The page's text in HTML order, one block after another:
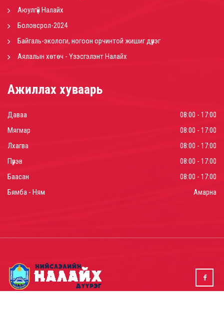
Аюулгүй Налайх
Боловсрол-2024
Байгаль-экологи, ногоон орчинтой жишиг дүүрэг
Аялалын хөтөч - Үзэсгэлэнт Налайх
Ажиллах хуваарь
Даваа
08:00 - 17:00
Мягмар
08:00 - 17:00
Лхагва
08:00 - 17:00
Пүрэв
08:00 - 17:00
Баасан
08:00 - 17:00
Бямба - Ням
Амарна